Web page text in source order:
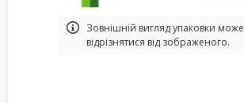
Зовнішній вигляд упаковки може
відрізнятися від зображеного.